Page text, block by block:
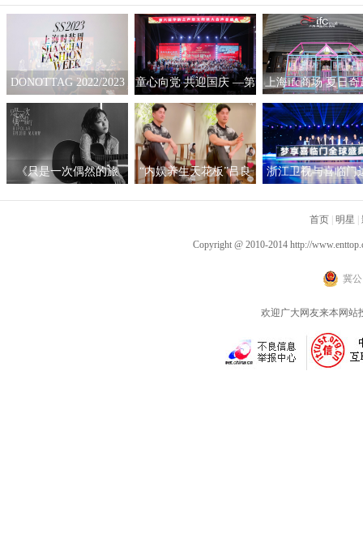
DONOTTAG 2022/2023
时装创意秀开启，众星
携手开启时髦新篇章
童心向党 共迎国庆 —第
六届“华韵之声”语文朗
读大会总展演在京隆重
举行
上海ifc商场 夏日奇
拟互动艺术展
《只是一次偶然的旅
“内娱养生天花板”吕良
已是极限
浙江卫视与喜临门
新营销模式
首页 明星
Copyright @ 2010-2014 http://
冀公
欢迎广大网友来本网站